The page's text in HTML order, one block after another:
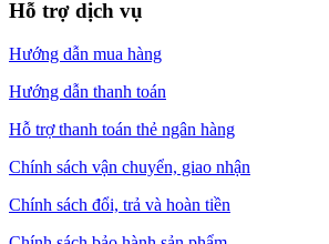
Hỗ trợ dịch vụ
Hướng dẫn mua hàng
Hướng dẫn thanh toán
Hỗ trợ thanh toán thẻ ngân hàng
Chính sách vận chuyển, giao nhận
Chính sách đổi, trả và hoàn tiền